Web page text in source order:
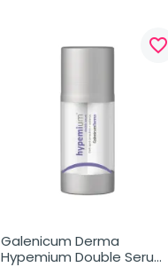
favorite_border
Galenicum Derma
Hypemium Double Serum,